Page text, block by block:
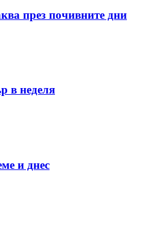
през почивните дни
в неделя
и днес